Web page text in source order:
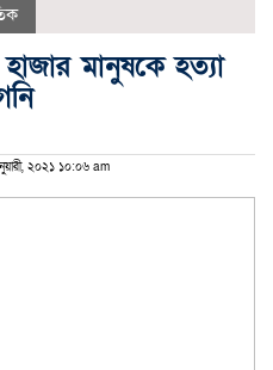
মানুষকে হত্যা
২০২১ ১০:০৬ am